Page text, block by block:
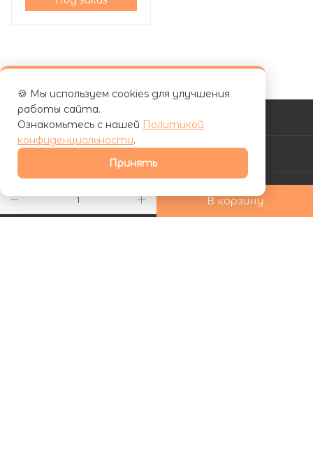
В корзину
КАТАЛОГ
АКЦИИ
🍪 Мы используем cookies для улучшения
работы сайта.
Ознакомьтесь с нашей Политикой
конфиденциальности.
Принять